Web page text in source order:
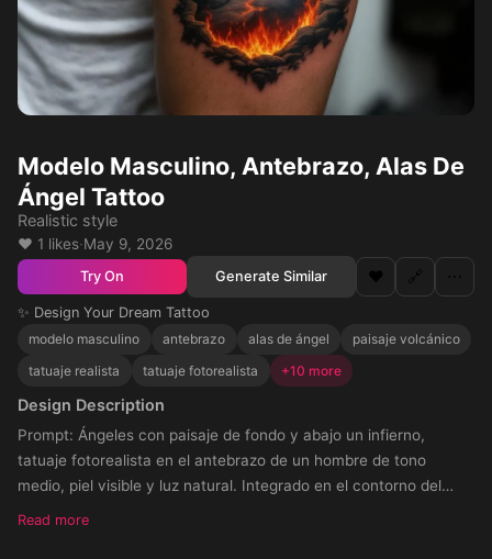
Modelo Masculino, Antebrazo, Alas De
Ángel Tattoo
Realistic style
❤️ 1 likes·May 9, 2026
Try On Generate Similar ❤️ 🔗 ⋯
✨ Design Your Dream Tattoo
modelo masculino
antebrazo alas de ángel
paisaje volcánico
tatuaje realista
tatuaje fotorealista +10 more
Design Description
Prompt: Ángeles con paisaje de fondo y abajo un infierno,
tatuaje fotorealista en el antebrazo de un hombre de tono
medio, piel visible y luz natural. Integrado en el contorno del
antebrazo, con sombreado suave, alto realismo, textura de piel
Read more